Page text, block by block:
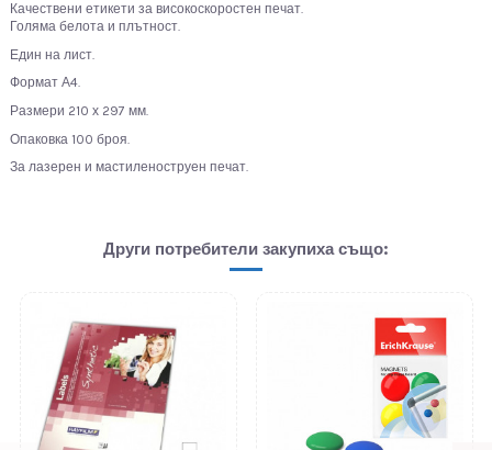
Качествени етикети за високоскоростен печат.
Голяма белота и плътност.
Един на лист.
Формат А4.
Размери 210 х 297 мм.
Опаковка 100 броя.
За лазерен и мастиленоструен печат.
Други потребители закупиха също: